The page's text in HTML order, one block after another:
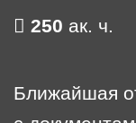
250 ак. ч.
Ближайшая